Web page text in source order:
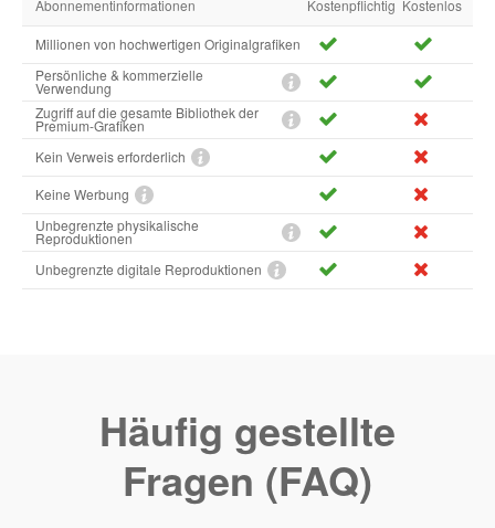
Abonnementinformationen Kostenpflichtig Kostenlos
Millionen von hochwertigen Originalgrafiken
Persönliche & kommerzielle
Verwendung
Zugriff auf die gesamte Bibliothek der
Premium-Grafiken
Kein Verweis erforderlich
Keine Werbung
Unbegrenzte physikalische
Reproduktionen
Unbegrenzte digitale Reproduktionen
Häufig gestellte
Fragen (FAQ)